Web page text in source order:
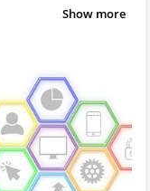
Show more